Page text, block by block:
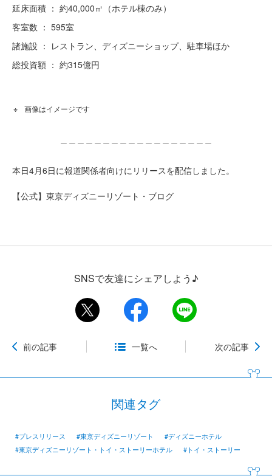
延床面積 ： 約40,000㎡（ホテル棟のみ）
客室数 ： 595室
諸施設 ： レストラン、ディズニーショップ、駐車場ほか
総投資額 ： 約315億円
画像はイメージです
本日4月6日に報道関係者向けにリリースを配信しました。
【公式】東京ディズニーリゾート・ブログ
SNSで友達にシェアしよう♪
前の記事 一覧へ 次の記事
関連タグ
#プレスリリース #東京ディズニーリゾート
#ディズニーホテル
#東京ディズニーリゾート・トイ・ストーリーホテル
#トイ・ストーリー